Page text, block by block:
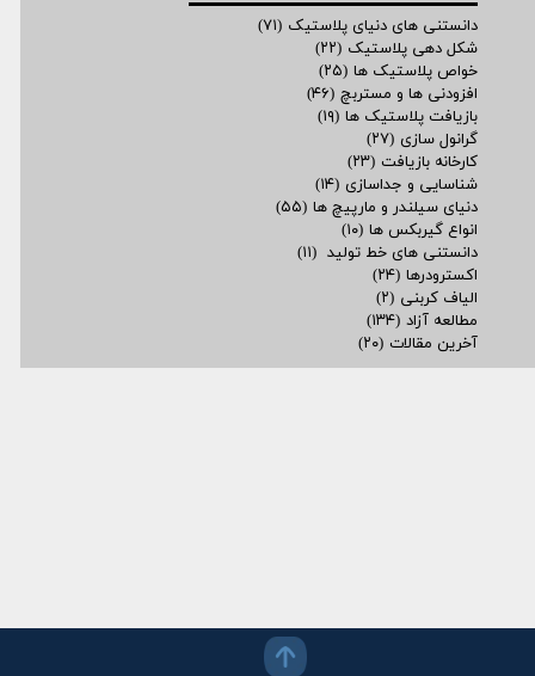
دانستنی های دنیای پلاستیک (۷۱)
شکل دهی پلاستیک (۲۲)
خواص پلاستیک ها (۲۵)
افزودنی ها و مستربچ (۴۶)
بازیافت پلاستیک ها (۱۹)
گرانول سازی (۲۷)
کارخانه بازیافت (۲۳)
شناسایی و جداسازی (۱۴)
دنیای سیلندر و مارپیچ ها (۵۵)
انواع گیربکس ها (۱۰)
دانستنی های خط تولید (۱۱)
اکسترودرها (۲۴)
الیاف کربنی (۲)
مطالعه آزاد (۱۳۴)
آخرین مقالات (۲۰)